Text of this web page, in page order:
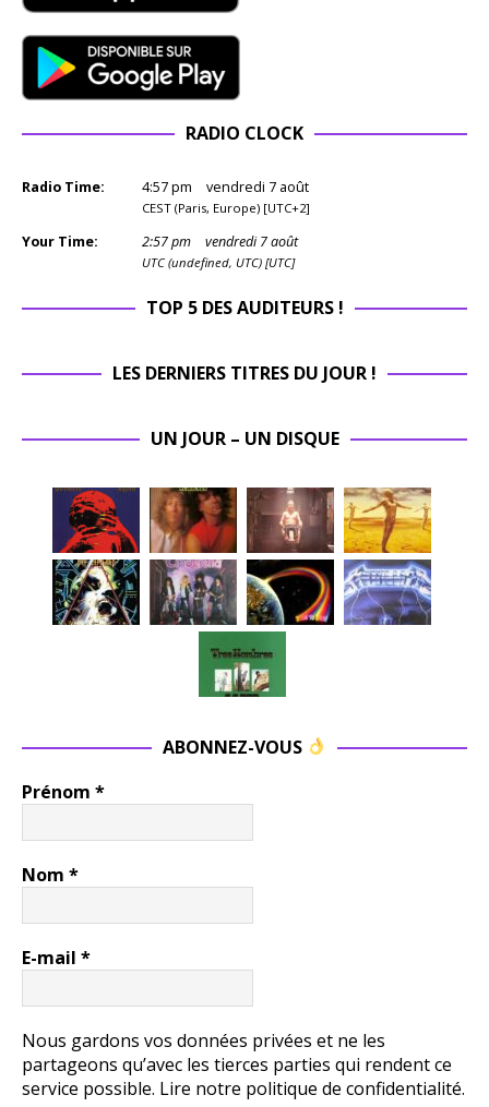
RADIO CLOCK
Radio Time: 4:57pm vendredi 7 août
CEST (Paris, Europe) [UTC+2]
Your Time: 2:57pm vendredi 7 août
UTC (undefined, UTC) [UTC]
TOP 5 DES AUDITEURS !
LES DERNIERS TITRES DU JOUR !
UN JOUR – UN DISQUE
ABONNEZ-VOUS
Prénom *
Nom *
E-mail *
Nous gardons vos données privées et ne les
partageons qu’avec les tierces parties qui rendent ce
service possible. Lire notre politique de confidentialité.